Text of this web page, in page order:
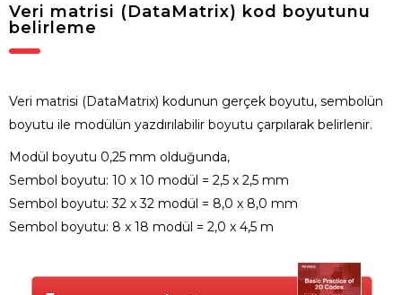
Veri matrisi (DataMatrix) kod boyutunu
belirleme
Veri matrisi (DataMatrix) kodunun gerçek boyutu, sembolün
boyutu ile modülün yazdırılabilir boyutu çarpılarak belirlenir.
Modül boyutu 0,25 mm olduğunda,
Sembol boyutu: 10 x 10 modül = 2,5 x 2,5 mm
Sembol boyutu: 32 x 32 modül = 8,0 x 8,0 mm
Sembol boyutu: 8 x 18 modül = 2,0 x 4,5 m